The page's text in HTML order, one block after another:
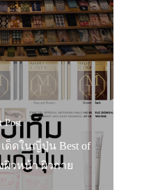
Post
ด็ดในญี่ปุ่น Best of
ผิวหน้า ผิวกาย
เดินทาง
ทัวร์
ที่พัก
สาระน่ารู้
VIDEO
ภาพประทับใจ